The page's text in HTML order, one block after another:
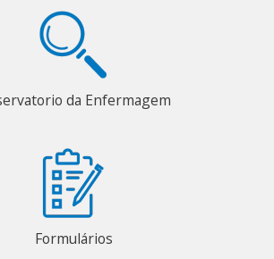
da Enfermagem
Formulários